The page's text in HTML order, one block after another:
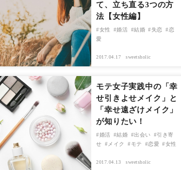
て、立ち直る3つの方
法【女性編】
女性 婚活 結婚 失恋
恋
愛
2017.04.17 sweetsholic
モテ女子実践中の「幸
せ引きよせメイク」と
「幸せ遠ざけメイク」
が知りたい！
婚活 結婚 出会い
引き寄
せ
メイク モテ 恋愛 女性
2017.04.13 sweetsholic